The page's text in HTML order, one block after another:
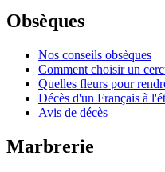
Obsèques
Nos conseils obsèques
Comment choisir un
Quelles fleurs pour
Décès d'un Français à
Avis de décès
Marbrerie